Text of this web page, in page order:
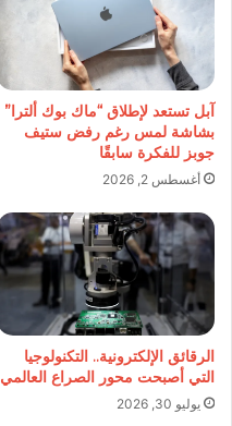
آبل تستعد لإطلاق “ماك بوك ألترا”
بشاشة لمس رغم رفض ستيف
جوبز للفكرة سابقًا
أغسطس 2, 2026
الرقائق الإلكترونية.. التكنولوجيا
التي أصبحت محور الصراع العالمي
يوليو 30, 2026